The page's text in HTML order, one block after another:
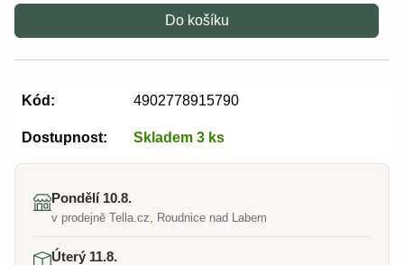
Do košíku
Kód: 4902778915790
Dostupnost: Skladem 3 ks
Pondělí 10.8.
v prodejně Tella.cz, Roudnice nad Labem
Úterý 11.8.